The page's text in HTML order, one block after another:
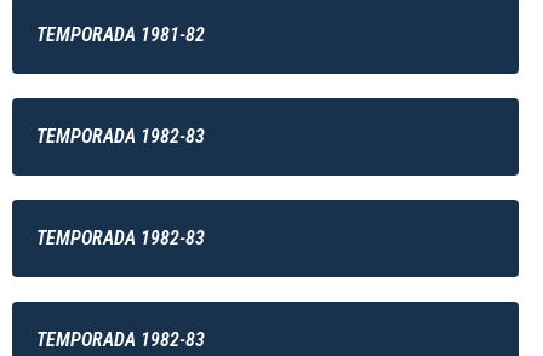
TEMPORADA 1981-82
TEMPORADA 1982-83
TEMPORADA 1982-83
TEMPORADA 1982-83